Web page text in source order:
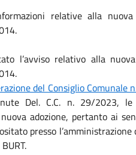
relative alla
l’avviso relativo alla
del Consiglio Comunale
Del. C.C. n. 29/2023,
adozione, pertanto ai
presso l’amministrazione